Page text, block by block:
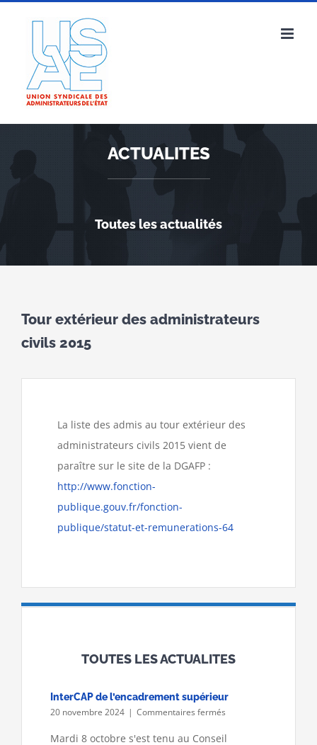
contenu
ACTUALITES
Toutes les actualités
Tour extérieur des administrateurs
civils 2015
La liste des admis au tour extérieur des
administrateurs civils 2015 vient de
paraître sur le site de la DGAFP :
http://www.fonction-
publique.gouv.fr/fonction-
publique/statut-et-remunerations-64
TOUTES LES ACTUALITES
InterCAP de l’encadrement supérieur
20 novembre 2024 | Commentaires fermés
de
Mardi 8 octobre s'est tenu au Conseil